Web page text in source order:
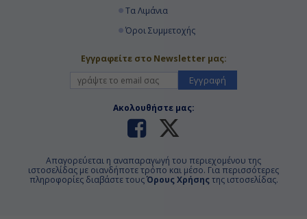
Τα Λιμάνια
Όροι Συμμετοχής
Εγγραφείτε στο Newsletter μας:
Εγγραφή
Ακολουθήστε μας:
Απαγορεύεται η αναπαραγωγή του περιεχομένου της
ιστοσελίδας με οιανδήποτε τρόπο και μέσο. Για περισσότερες
πληροφορίες διαβάστε τουςΌρους Χρήσης της ιστοσελίδας.